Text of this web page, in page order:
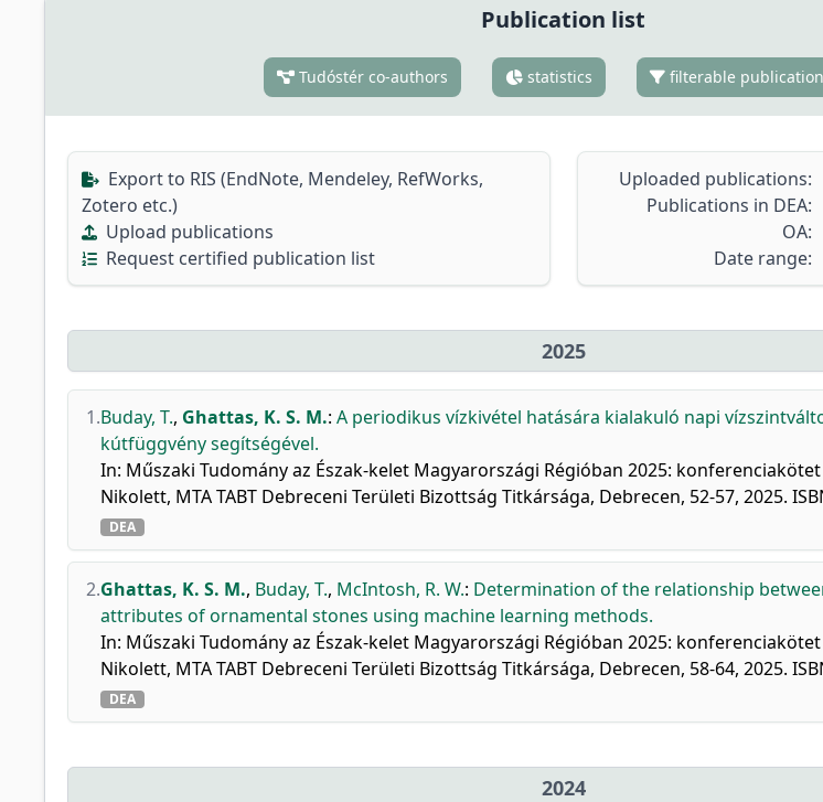
Publication list
Tudóstér co-authors statistics filterable
Export to RIS (EndNote, Mendeley, RefWorks,
Zotero etc.)
Upload publications
Request certified publication list
Uploaded publications:
Publications in DEA:
OA:
Date range:
2025
1.Buday, T., Ghattas, K. S. M.: A periodikus vízkivétel hatására kialakuló napi
kútfüggvény segítségével.
In: Műszaki Tudomány az Észak-kelet Magyarországi Régióban 2025:
Nikolett, MTA TABT Debreceni Területi Bizottság Titkársága, Debrecen, 52-57, 2025.
DEA
2.Ghattas, K. S. M., Buday, T., McIntosh, R. W.: Determination of the relationship
attributes of ornamental stones using machine learning methods.
In: Műszaki Tudomány az Észak-kelet Magyarországi Régióban 2025:
Nikolett, MTA TABT Debreceni Területi Bizottság Titkársága, Debrecen, 58-64, 2025.
DEA
2024